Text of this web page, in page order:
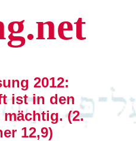
2012:
ist in den
(2.
12,9)